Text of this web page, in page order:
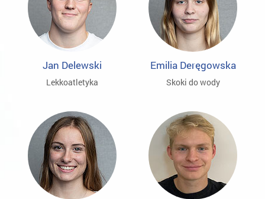
Jan Delewski
Lekkoatletyka
Emilia Deręgowska
Skoki do wody